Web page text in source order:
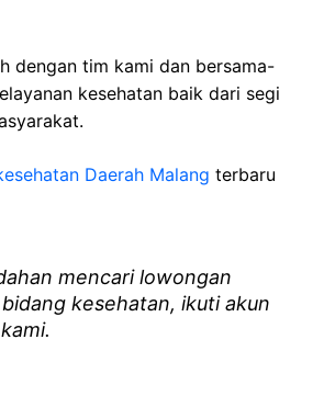
dengan tim kami dan bersama-
kesehatan baik dari segi
Daerah Malang terbaru
mencari lowongan
kesehatan, ikuti akun